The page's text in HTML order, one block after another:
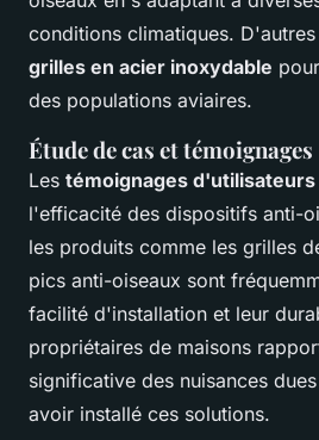
conditions climatiques.
grilles en acier inoxydable
des populations aviaires.
Étude de cas et témoignages
Les témoignages d'utilisateurs
l'efficacité des dispositifs anti-
les produits comme les grilles
pics anti-oiseaux sont
facilité d'installation et leur
propriétaires de maisons
significative des nuisances
avoir installé ces solutions.